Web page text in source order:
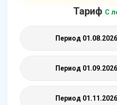
Тариф С
Период
Период
Период